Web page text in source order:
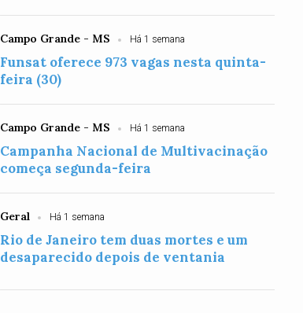
Campo Grande - MS Há 1 semana
Funsat oferece 973 vagas nesta quinta-
feira (30)
Campo Grande - MS Há 1 semana
Campanha Nacional de Multivacinação
começa segunda-feira
Geral Há 1 semana
Rio de Janeiro tem duas mortes e um
desaparecido depois de ventania